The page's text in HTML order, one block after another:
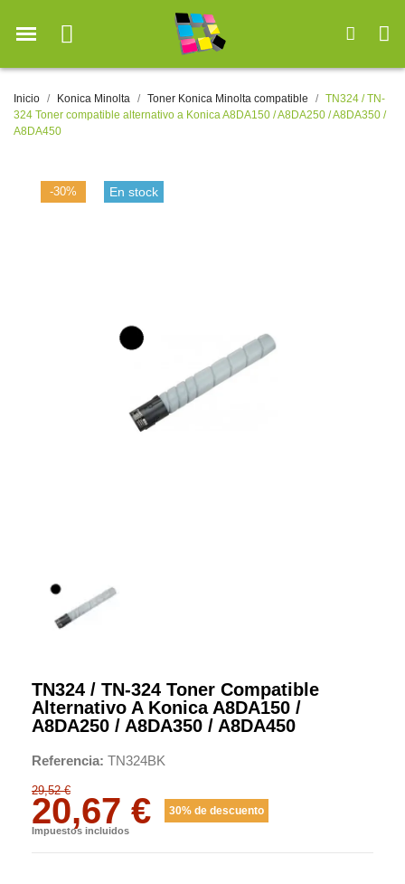
Inicio Konica Minolta Toner Konica Minolta compatible
TN324 / TN-
324 Toner compatible alternativo a Konica A8DA150 / A8DA250 / A8DA350 /
A8DA450
-30% En stock
TN324 / TN-324 Toner Compatible
Alternativo A Konica A8DA150 /
A8DA250 / A8DA350 / A8DA450
Referencia TN324BK
29,52 €
20,67 € 30% de descuento
Impuestos incluidos